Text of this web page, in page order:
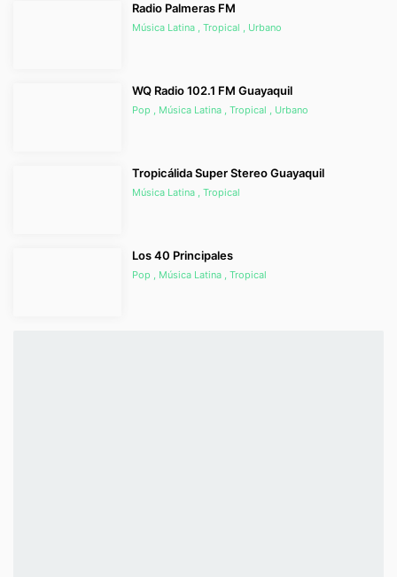
Radio Palmeras FM
Música Latina , Tropical , Urbano
WQ Radio 102.1 FM Guayaquil
Pop , Música Latina , Tropical , Urbano
Tropicálida Super Stereo Guayaquil
Música Latina , Tropical
Los 40 Principales
Pop , Música Latina , Tropical